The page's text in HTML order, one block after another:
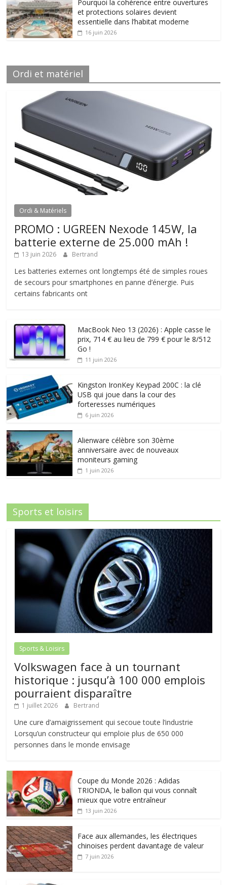
Pourquoi la cohérence entre ouvertures
et protections solaires devient
essentielle dans l’habitat moderne
16 juin 2026
Ordi et matériel
Ordi & Matériels
PROMO : UGREEN Nexode 145W, la
batterie externe de 25.000 mAh !
13 juin 2026 Bertrand
Les batteries externes ont longtemps été de simples roues
de secours pour smartphones en panne d’énergie. Puis
certains fabricants ont
MacBook Neo 13 (2026) : Apple casse le
prix, 714 € au lieu de 799 € pour le 8/512
Go !
11 juin 2026
Kingston IronKey Keypad 200C : la clé
USB qui joue dans la cour des
forteresses numériques
6 juin 2026
Alienware célèbre son 30ème
anniversaire avec de nouveaux
moniteurs gaming
1 juin 2026
Sports et loisirs
Sports & Loisirs
Volkswagen face à un tournant
historique : jusqu’à 100 000 emplois
pourraient disparaître
1 juillet 2026 Bertrand
Une cure d’amaigrissement qui secoue toute l’industrie
Lorsqu’un constructeur qui emploie plus de 650 000
personnes dans le monde envisage
Coupe du Monde 2026 : Adidas
TRIONDA, le ballon qui vous connaît
mieux que votre entraîneur
13 juin 2026
Face aux allemandes, les électriques
chinoises perdent davantage de valeur
7 juin 2026